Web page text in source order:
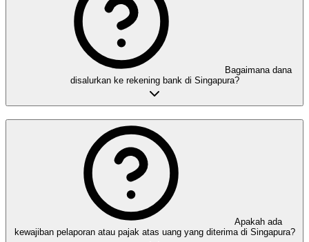
Bagaimana dana
disalurkan ke rekening bank di Singapura?
Apakah ada
kewajiban pelaporan atau pajak atas uang yang diterima di Singapura?